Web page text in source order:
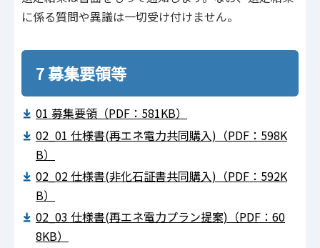
に係る質問や異議は一切受け付けません。
7 募集要領等
01 募集要領（PDF：581KB）
02_01 仕様書(再エネ電力共同購入)（PDF：598K
B）
02_02 仕様書(非化石証書共同購入)（PDF：592K
B）
02_03 仕様書(再エネ電力プラン提案)（PDF：60
8KB）